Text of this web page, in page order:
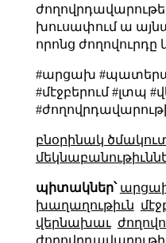
խուսափում ա
որոնց
#արցախ
#մէջբերում #լտպ
բնօրինակ
պիտակներ՝
խաղաղութիւն
վերնախաւ